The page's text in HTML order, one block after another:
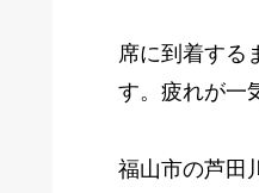
席に到着する
す。疲れが一
福山市の芦田